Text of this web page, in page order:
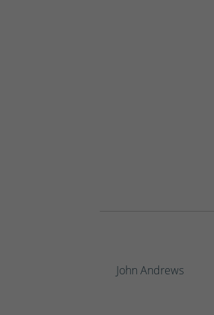
John Andrews